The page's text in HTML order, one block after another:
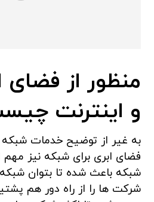
منظور از
و اینترنت
به غیر از توضیح خدمات شبکه
فضای ابری برای شبکه نیز
شبکه باعث شده تا بتوان شبکه
شرکت ها را از راه دور هم